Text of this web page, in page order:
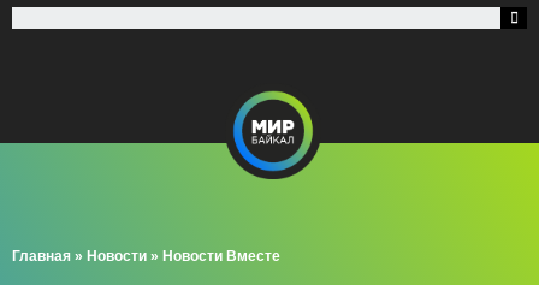
Главная » Новости » Новости Вместе